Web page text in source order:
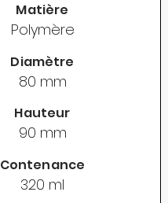
Matière
Polymère
Diamètre
80 mm
Hauteur
90 mm
Contenance
320 ml